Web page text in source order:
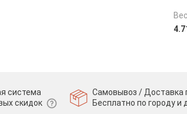
система
скидок
Самовывоз / Доставка
Бесплатно по городу и